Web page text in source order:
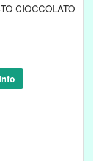
CIOCCOLATO